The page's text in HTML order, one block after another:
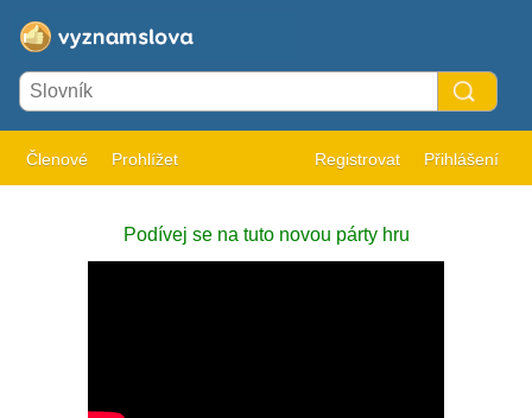
Členové Prohlížet Registrovat Přihlášení
Podívej se na tuto novou párty hru